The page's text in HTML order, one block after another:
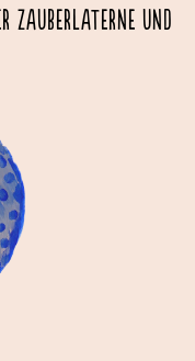
Zauberlaterne und